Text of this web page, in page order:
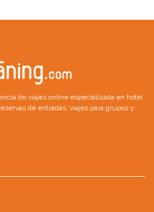
de viajes online especializada en hotel
de entradas; viajes para grupos y